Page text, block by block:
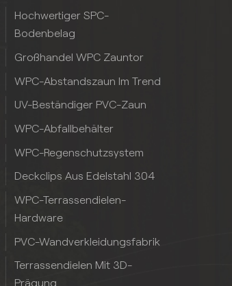
Hochwertiger SPC-
Bodenbelag
Großhandel WPC Zauntor
WPC-Abstandszaun Im Trend
UV-Beständiger PVC-Zaun
WPC-Abfallbehälter
WPC-Regenschutzsystem
Deckclips Aus Edelstahl 304
WPC-Terrassendielen-
Hardware
PVC-Wandverkleidungsfabrik
Terrassendielen Mit 3D-
Prägung